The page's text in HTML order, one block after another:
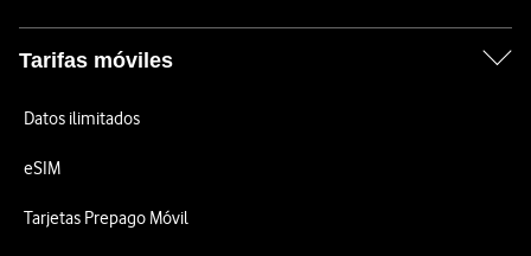
Tarifas móviles
Datos ilimitados
eSIM
Tarjetas Prepago Móvil